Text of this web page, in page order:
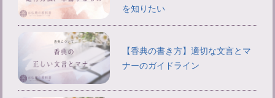
を知りたい
【香典の書き方】適切な文言とマ
ナーのガイドライン